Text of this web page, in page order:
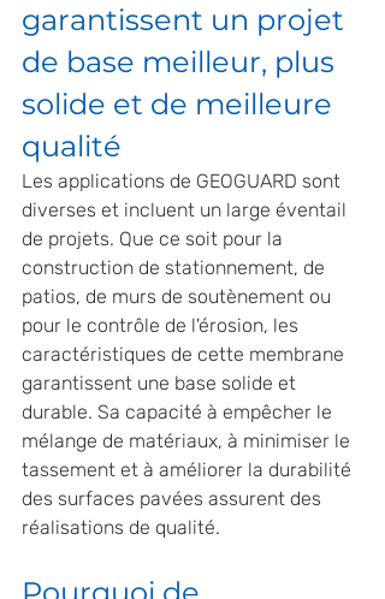
garantissent un projet
de base meilleur, plus
solide et de meilleure
qualité
Les applications de GEOGUARD sont
diverses et incluent un large éventail
de projets. Que ce soit pour la
construction de stationnement, de
patios, de murs de soutènement ou
pour le contrôle de l'érosion, les
caractéristiques de cette membrane
garantissent une base solide et
durable. Sa capacité à empêcher le
mélange de matériaux, à minimiser le
tassement et à améliorer la durabilité
des surfaces pavées assurent des
réalisations de qualité.